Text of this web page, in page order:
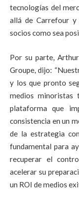
tecnologías del
allá de Carrefour y
socios como sea
Por su parte,
Groupe, dijo:
y los que pronto
medios minoristas
plataforma que
consistencia en un
de la estrategia
fundamental para
recuperar el
acelerar su
un ROI de medios